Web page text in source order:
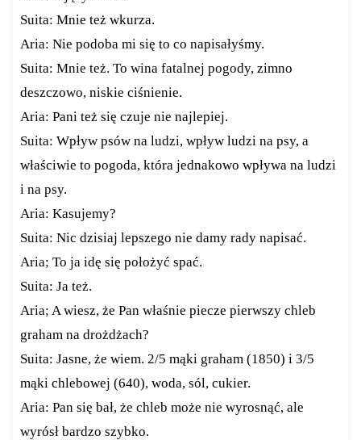
Suita: Mnie też wkurza.
Aria: Nie podoba mi się to co napisałyśmy.
Suita: Mnie też. To wina fatalnej pogody, zimno
deszczowo, niskie ciśnienie.
Aria: Pani też się czuje nie najlepiej.
Suita: Wpływ psów na ludzi, wpływ ludzi na psy, a
właściwie to pogoda, która jednakowo wpływa na ludzi
i na psy.
Aria: Kasujemy?
Suita: Nic dzisiaj lepszego nie damy rady napisać.
Aria; To ja idę się położyć spać.
Suita: Ja też.
Aria; A wiesz, że Pan właśnie piecze pierwszy chleb
graham na drożdżach?
Suita: Jasne, że wiem. 2/5 mąki graham (1850) i 3/5
mąki chlebowej (640), woda, sól, cukier.
Aria: Pan się bał, że chleb może nie wyrosnąć, ale
wyrósł bardzo szybko.